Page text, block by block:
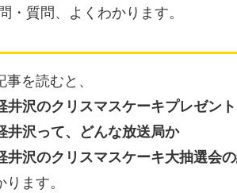
・質問、よくわかります。
事を読むと、
井沢のクリスマスケーキプレゼント
井沢って、どんな放送局か
井沢のクリスマスケーキ大抽選会
ります。